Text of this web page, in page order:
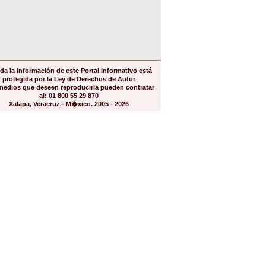
la información de este Portal Informativo está
protegida por la Ley de Derechos de Autor
que deseen reproducirla pueden contratar
al: 01 800 55 29 870
Xalapa, Veracruz - M�xico. 2005 - 2026